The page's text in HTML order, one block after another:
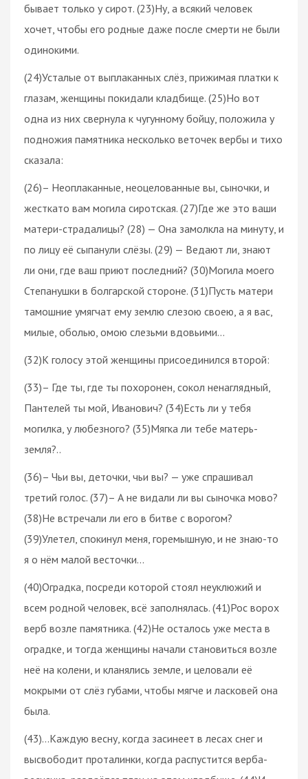
бывает только у сирот. (23)Ну, а всякий человек
хочет, чтобы его родные даже после смерти не были
одинокими.
(24)Усталые от выплаканных слёз, прижимая платки к
глазам, женщины покидали кладбище. (25)Но вот
одна из них свернула к чугунному бойцу, положила у
подножия памятника несколько веточек вербы и тихо
сказала:
(26)– Неоплаканные, неоцелованные вы, сыночки, и
жесткато вам могила сиротская. (27)Где же это ваши
матери-страдалицы? (28) — Она замолкла на минуту, и
по лицу её сыпанули слёзы. (29) — Ведают ли, знают
ли они, где ваш приют последний? (30)Могила моего
Степанушки в болгарской стороне. (31)Пусть матери
тамошние умягчат ему землю слезою своею, а я вас,
милые, оболью, омою слезьми вдовьими…
(32)К голосу этой женщины присоединился второй:
(33)– Где ты, где ты похоронен, сокол ненаглядный,
Пантелей ты мой, Иванович? (34)Есть ли у тебя
могилка, у любезного? (35)Мягка ли тебе матерь-
земля?..
(36)– Чьи вы, деточки, чьи вы? — уже спрашивал
третий голос. (37)– А не видали ли вы сыночка мово?
(38)Не встречали ли его в битве с ворогом?
(39)Улетел, спокинул меня, горемышную, и не знаю-то
я о нём малой весточки…
(40)Оградка, посреди которой стоял неуклюжий и
всем родной человек, всё заполнялась. (41)Рос ворох
верб возле памятника. (42)Не осталось уже места в
оградке, и тогда женщины начали становиться возле
неё на колени, и кланялись земле, и целовали её
мокрыми от слёз губами, чтобы мягче и ласковей она
была.
(43)…Каждую весну, когда засинеет в лесах снег и
высвободит проталинки, когда распустится верба-